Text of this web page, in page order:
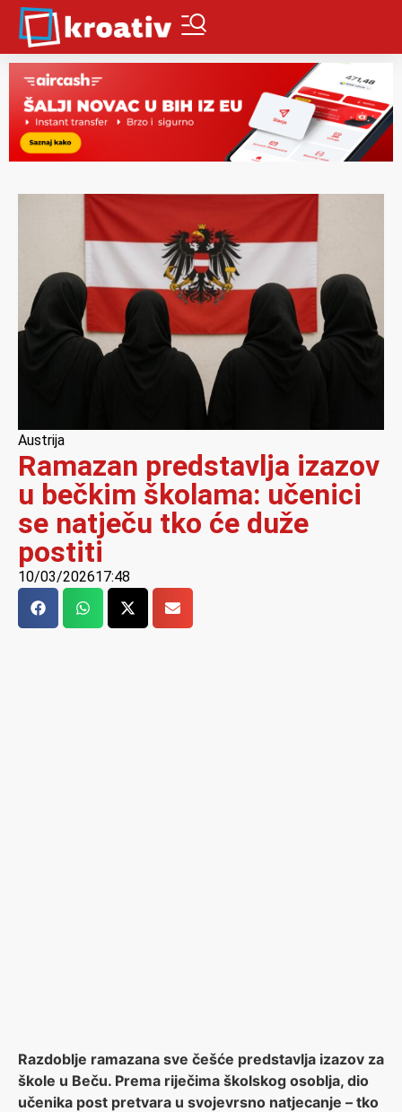
Austrija
Ramazan predstavlja izazov
u bečkim školama: učenici
se natječu tko će duže
postiti
10/03/202617:48
Razdoblje ramazana sve češće predstavlja izazov za
škole u Beču. Prema riječima školskog osoblja, dio
učenika post pretvara u svojevrsno natjecanje – tko